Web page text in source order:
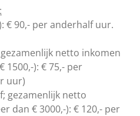
€ 90,- per anderhalf uur.
netto inkomen
1500,-): € 75,- per
uur)
gezamenlijk netto
dan € 3000,-): € 120,- per